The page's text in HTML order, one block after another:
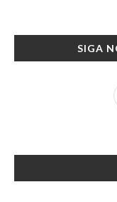
SIGA